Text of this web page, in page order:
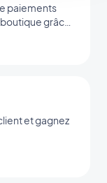
paiements
grâce
et gagnez